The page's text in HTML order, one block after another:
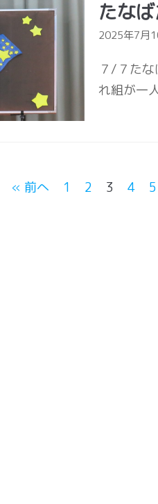
たな
2025年7月
７/７た
れ組が一
« 前へ 1 2 3 4 5